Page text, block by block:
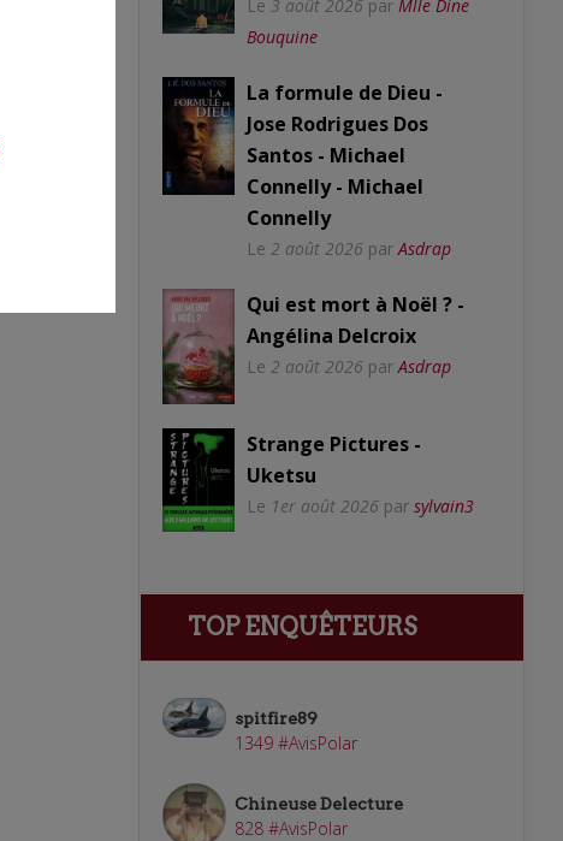
Le 3 août 2026 par Mlle Dine
Bouquine
La formule de Dieu -
Jose Rodrigues Dos
Santos - Michael
Connelly - Michael
Connelly
Le 2 août 2026 par Asdrap
Qui est mort à Noël ? -
Angélina Delcroix
Le 2 août 2026 par Asdrap
Strange Pictures -
Uketsu
Le 1er août 2026 par sylvain3
TOP ENQUÊTEURS
spitfire89
1349 #AvisPolar
Chineuse Delecture
828 #AvisPolar